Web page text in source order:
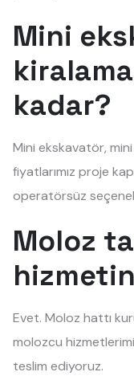
Mini
kadar?
Mini ekskavatör,
fiyatlarımız proje
operatörsüz
Moloz
Evet. Moloz hattı
molozcu
teslim ediyoruz.